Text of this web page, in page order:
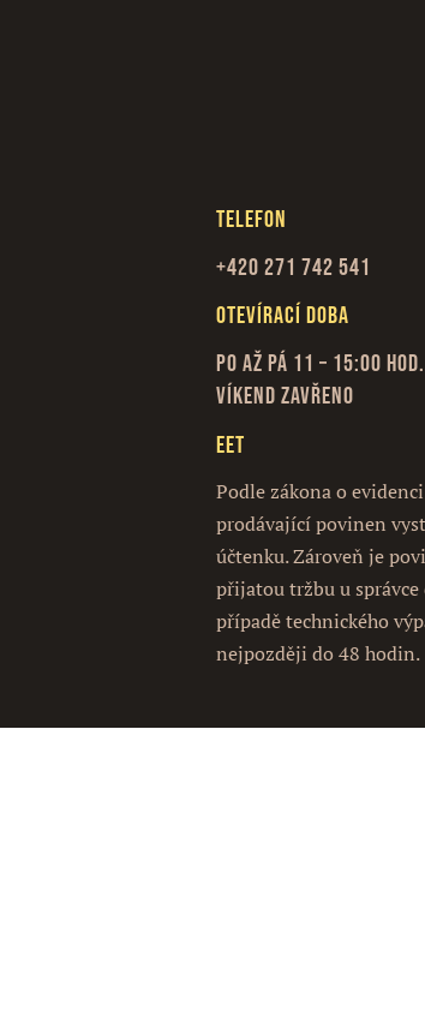
Telefon
+420 271 742 541
Otevírací doba
Po až Pá 11 – 15:00 hod.
Víkend zavřeno
EET
Podle zákona o
prodávající povinen
účtenku. Zároveň je
přijatou tržbu u
případě technického
nejpozději do 48 hodin.